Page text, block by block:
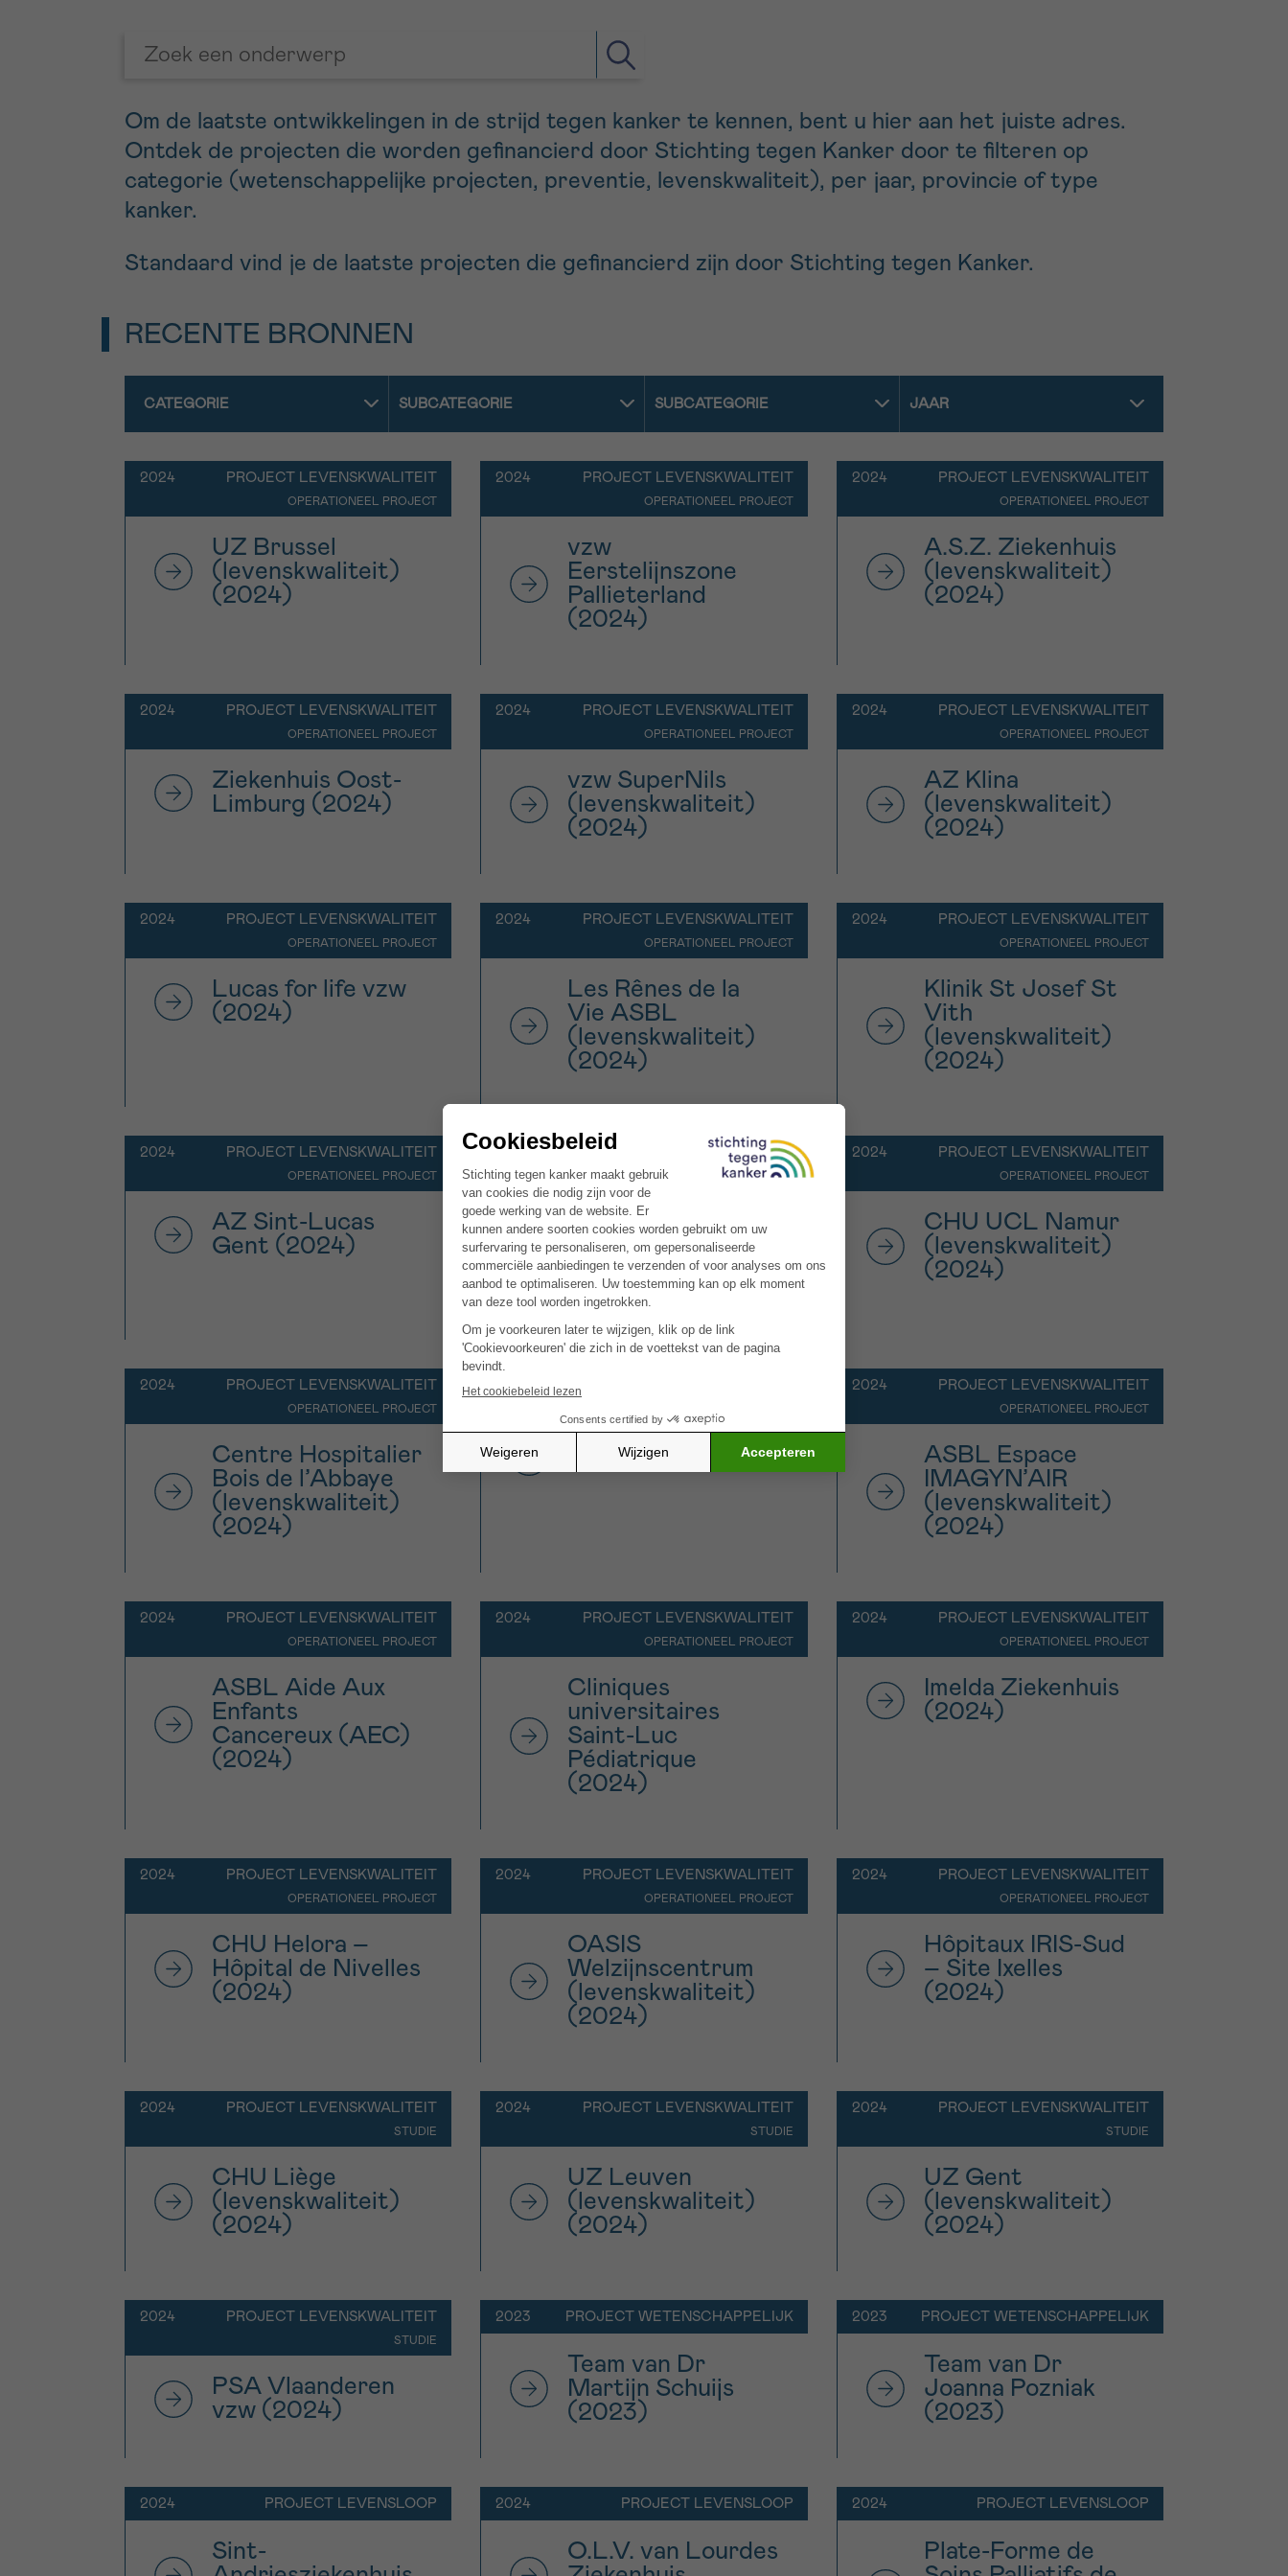
Om de laatste ontwikkelingen in de strijd tegen kanker te kennen, bent u hier aan het juiste adres.
Ontdek de projecten die worden gefinancierd door Stichting tegen Kanker door te filteren op
categorie (wetenschappelijke projecten, preventie, levenskwaliteit), per jaar, provincie of type
kanker.
Standaard vind je de laatste projecten die gefinancierd zijn door Stichting tegen Kanker.
RECENTE BRONNEN
CATEGORIE SUBCATEGORIE SUBCATEGORIE JAAR
2024 PROJECT LEVENSKWALITEIT
OPERATIONEEL PROJECT
UZ Brussel
(levenskwaliteit)
(2024)
2024 PROJECT LEVENSKWALITEIT
OPERATIONEEL PROJECT
vzw
Eerstelijnszone
Pallieterland
(2024)
2024 PROJECT LEVENSKWALITEIT
OPERATIONEEL PROJECT
A.S.Z. Ziekenhuis
(levenskwaliteit)
(2024)
2024 PROJECT LEVENSKWALITEIT
OPERATIONEEL PROJECT
Ziekenhuis Oost-
Limburg (2024)
2024 PROJECT LEVENSKWALITEIT
OPERATIONEEL PROJECT
vzw SuperNils
(levenskwaliteit)
(2024)
2024 PROJECT LEVENSKWALITEIT
OPERATIONEEL PROJECT
AZ Klina
(levenskwaliteit)
(2024)
2024 PROJECT LEVENSKWALITEIT
OPERATIONEEL PROJECT
Lucas for life vzw
(2024)
2024 PROJECT LEVENSKWALITEIT
OPERATIONEEL PROJECT
Les Rênes de la
Vie ASBL
(levenskwaliteit)
(2024)
2024 PROJECT LEVENSKWALITEIT
OPERATIONEEL PROJECT
Klinik St Josef St
Vith
(levenskwaliteit)
(2024)
2024 PROJECT LEVENSKWALITEIT
OPERATIONEEL PROJECT
AZ Sint-Lucas
Gent (2024)
2024 PROJECT LEVENSKWALITEIT
OPERATIONEEL PROJECT
Clinique Saint
Jean
(levenskwaliteit)
(2024)
2024 PROJECT LEVENSKWALITEIT
OPERATIONEEL PROJECT
CHU UCL Namur
(levenskwaliteit)
(2024)
2024 PROJECT LEVENSKWALITEIT
OPERATIONEEL PROJECT
Centre Hospitalier
Bois de l’Abbaye
(levenskwaliteit)
(2024)
2024
PalliaNam (2024)
2024 PROJECT LEVENSKWALITEIT
OPERATIONEEL PROJECT
ASBL Espace
IMAGYN’AIR
(levenskwaliteit)
(2024)
2024 PROJECT LEVENSKWALITEIT
OPERATIONEEL PROJECT
ASBL Aide Aux
Enfants
Cancereux (AEC)
(2024)
2024 PROJECT LEVENSKWALITEIT
OPERATIONEEL PROJECT
Cliniques
universitaires
Saint-Luc
Pédiatrique
(2024)
2024 PROJECT LEVENSKWALITEIT
OPERATIONEEL PROJECT
Imelda Ziekenhuis
(2024)
2024 PROJECT LEVENSKWALITEIT
OPERATIONEEL PROJECT
CHU Helora –
Hôpital de Nivelles
(2024)
2024 PROJECT LEVENSKWALITEIT
OPERATIONEEL PROJECT
OASIS
Welzijnscentrum
(levenskwaliteit)
(2024)
2024 PROJECT LEVENSKWALITEIT
OPERATIONEEL PROJECT
Hôpitaux IRIS-Sud
– Site Ixelles
(2024)
2024 PROJECT LEVENSKWALITEIT
STUDIE
CHU Liège
(levenskwaliteit)
(2024)
2024 PROJECT LEVENSKWALITEIT
STUDIE
UZ Leuven
(levenskwaliteit)
(2024)
2024 PROJECT LEVENSKWALITEIT
STUDIE
UZ Gent
(levenskwaliteit)
(2024)
2024 PROJECT LEVENSKWALITEIT
STUDIE
PSA Vlaanderen
vzw (2024)
2023 PROJECT WETENSCHAPPELIJK
Team van Dr
Martijn Schuijs
(2023)
2023 PROJECT WETENSCHAPPELIJK
Team van Dr
Joanna Pozniak
(2023)
2024 PROJECT LEVENSLOOP
Sint-
2024 PROJECT LEVENSLOOP
O.L.V. van Lourdes
2024 PROJECT LEVENSLOOP
Plate-Forme de